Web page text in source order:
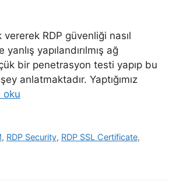
RDP güvenliği nasıl
yapılandırılmış ağ
bir penetrasyon testi yapıp bu
anlatmaktadır. Yaptığımız
oku
, RDP Security, RDP SSL Certificate,